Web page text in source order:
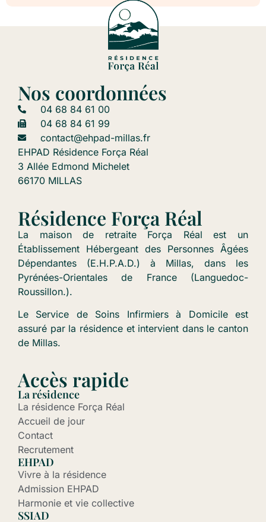
Résidence Força Réal
La maison de retraite Força Réal est un
Établissement Hébergeant des Personnes Âgées
Dépendantes (E.H.P.A.D.) à Millas, dans les
Pyrénées-Orientales de France (Languedoc-
Roussillon.).
Le Service de Soins Infirmiers à Domicile est
assuré par la résidence et intervient dans le canton
de Millas.
Accès rapide
La résidence
La résidence Força Réal
Accueil de jour
Contact
Recrutement
EHPAD
Vivre à la résidence
Admission EHPAD
Harmonie et vie collective
SSIAD
Nos coordonnées
04 68 84 61 00
04 68 84 61 99
contact@ehpad-millas.fr
EHPAD Résidence Força Réal
3 Allée Edmond Michelet
66170 MILLAS